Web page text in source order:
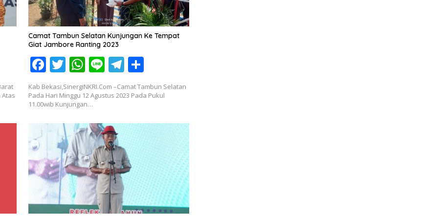
Camat Tambun Selatan Kunjungan Ke Tempat
Giat Jambore Ranting 2023
F
ac
e
b
o
k
T
w
itt
er
W
h
at
s
A
p
p
Li
n
e
T
el
e
a
m
S
h
ar
Kab Bekasi,SinergiNKRI.Com –Camat Tambun Selatan
Pada Hari Minggu 12 Agustus 2023 Pada Pukul
11.00wib Kunjungan…